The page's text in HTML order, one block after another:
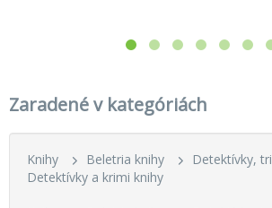
Zaradené v kategóriách
Knihy Beletria knihy
Detektívky,
Detektívky a krimi knihy